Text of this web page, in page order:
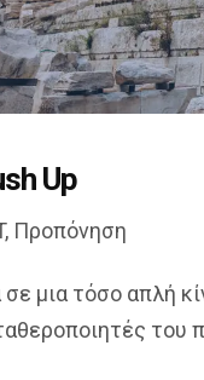
Up
, Προπόνηση
μια τόσο απλή
του